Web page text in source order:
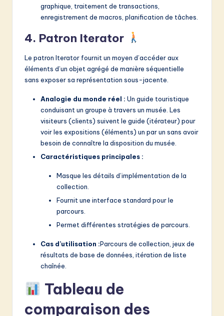
graphique, traitement de transactions,
enregistrement de macros, planification de tâches.
4. Patron Iterator
Le patron Iterator fournit un moyen d’accéder aux
éléments d’un objet agrégé de manière séquentielle
sans exposer sa représentation sous-jacente.
Analogie du monde réel : Un guide touristique
conduisant un groupe à travers un musée. Les
visiteurs (clients) suivent le guide (itérateur) pour
voir les expositions (éléments) un par un sans avoir
besoin de connaître la disposition du musée.
Caractéristiques principales :
Masque les détails d’implémentation de la
collection.
Fournit une interface standard pour le
parcours.
Permet différentes stratégies de parcours.
Cas d’utilisation :Parcours de collection, jeux de
résultats de base de données, itération de liste
chaînée.
Tableau de
comparaison des